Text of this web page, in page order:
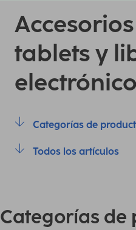
tablets y
Categorías de
Todos los artículos
Categorías de